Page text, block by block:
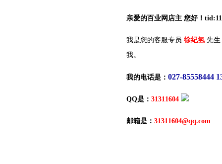
亲爱的百业网店主 您好！
我是您的客服专员 徐纪氢 先生
我。
我的电话是： 027-85558444
QQ是： 31311604
邮箱是： 31311604@qq.com